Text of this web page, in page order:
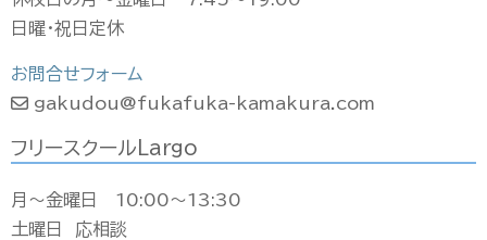
日曜・祝日定休
お問合せフォーム
gakudou@fukafuka-kamakura.com
フリースクールLargo
月〜金曜日 10:00〜13:30
土曜日 応相談